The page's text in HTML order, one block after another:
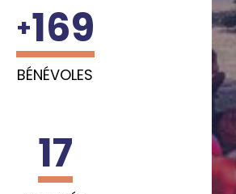
+169
BÉNÉVOLES
17